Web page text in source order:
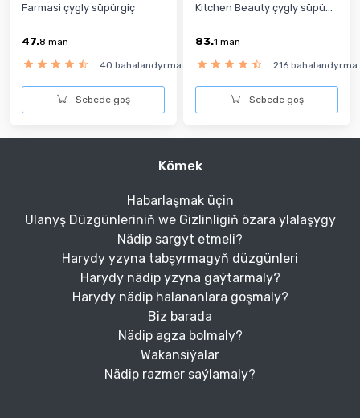
Farmasi çygly süpürgiç
47.8 man
40 bahalandyrma
Sebede goş
Kitchen Beauty çygly süpü...
83.1 man
216 bahalandyrma
Sebede goş
Kömek
Habarlaşmak üçin
Ulanyş Düzgünleriniň we Gizlinligiň özara ylalaşygy
Nädip sargyt etmeli?
Harydy yzyna tabşyrmagyň düzgünleri
Harydy nädip yzyna gaýtarmaly?
Harydy nädip halananlara goşmaly?
Biz barada
Nädip agza bolmaly?
Wakansiýalar
Nädip razmer saýlamaly?